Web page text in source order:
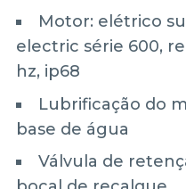
Motor: elétrico
electric série 600,
hz, ip68
Lubrificação do
base de água
Válvula de